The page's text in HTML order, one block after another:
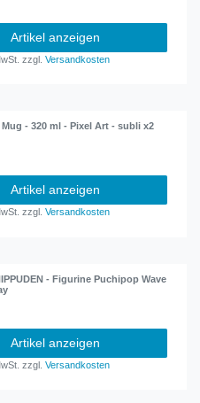
Artikel anzeigen
zzgl.Versandkosten
Mug - 320 ml - Pixel Art - subli x2
Artikel anzeigen
zzgl.Versandkosten
- Figurine Puchipop Wave
Artikel anzeigen
zzgl.Versandkosten